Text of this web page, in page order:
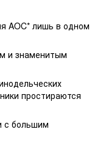
AOC* лишь в одном
и знаменитым
простираются
с большим